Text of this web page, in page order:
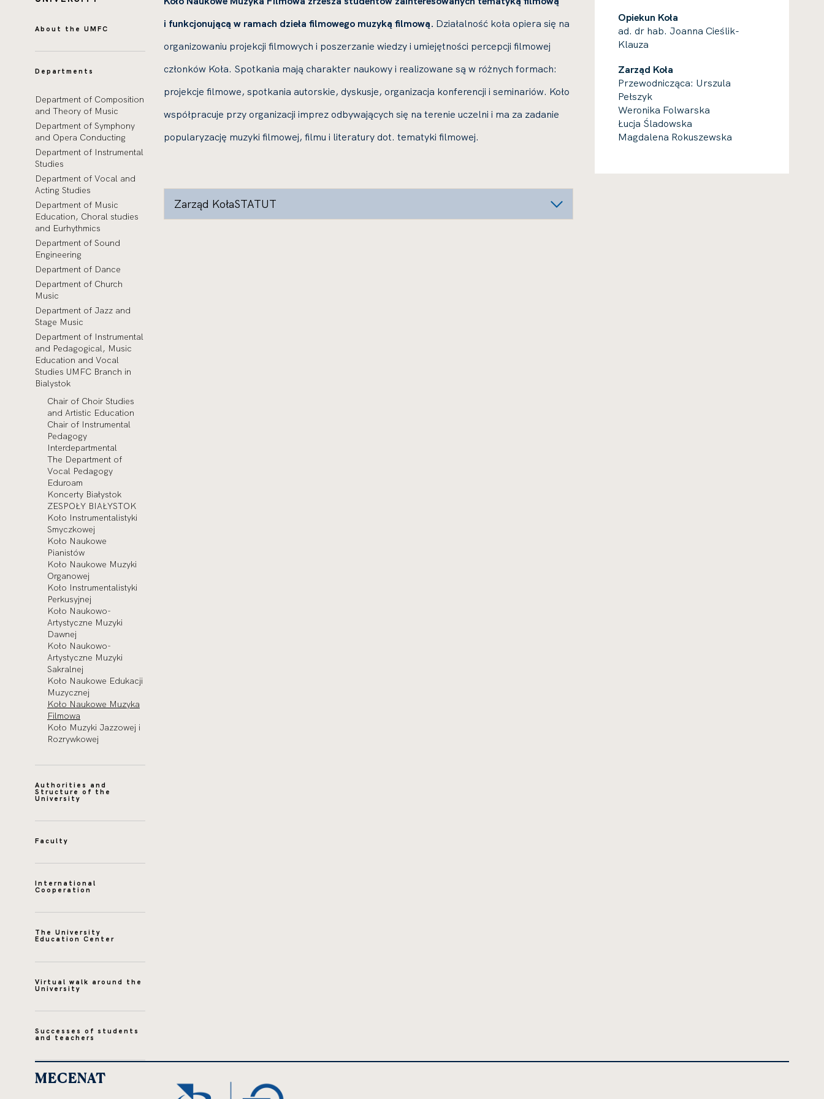
About the UMFC
Departments
Department of Composition
and Theory of Music
Department of Symphony
and Opera Conducting
Department of Instrumental
Studies
Department of Vocal and
Acting Studies
Department of Music
Education, Choral studies
and Eurhythmics
Department of Sound
Engineering
Department of Dance
Department of Church
Music
Department of Jazz and
Stage Music
Department of Instrumental
and Pedagogical, Music
Education and Vocal
Studies UMFC Branch in
Bialystok
Chair of Choir Studies
and Artistic Education
Chair of Instrumental
Pedagogy
Interdepartmental
The Department of
Vocal Pedagogy
Eduroam
Koncerty Białystok
ZESPOŁY BIAŁYSTOK
Koło Instrumentalistyki
Smyczkowej
Koło Naukowe
Pianistów
Koło Naukowe Muzyki
Organowej
Koło Instrumentalistyki
Perkusyjnej
Koło Naukowo-
Artystyczne Muzyki
Dawnej
Koło Naukowo-
Artystyczne Muzyki
Sakralnej
Koło Naukowe Edukacji
Muzycznej
Koło Naukowe Muzyka
Filmowa
Koło Muzyki Jazzowej i
Rozrywkowej
Authorities and
Structure of the
University
Faculty
International
Cooperation
The University
Education Center
Virtual walk around the
University
Successes of students
and teachers
i funkcjonującą w ramach dzieła filmowego muzyką filmową. Działalność koła opiera się na
organizowaniu projekcji filmowych i poszerzanie wiedzy i umiejętności percepcji filmowej
członków Koła. Spotkania mają charakter naukowy i realizowane są w różnych formach:
projekcje filmowe, spotkania autorskie, dyskusje, organizacja konferencji i seminariów. Koło
współpracuje przy organizacji imprez odbywających się na terenie uczelni i ma za zadanie
popularyzację muzyki filmowej, filmu i literatury dot. tematyki filmowej.
Zarząd KołaSTATUT
Opiekun Koła
ad. dr hab. Joanna Cieślik-
Klauza
Zarząd Koła
Przewodnicząca: Urszula
Pełszyk
Weronika Folwarska
Łucja Śladowska
Magdalena Rokuszewska
MECENAT